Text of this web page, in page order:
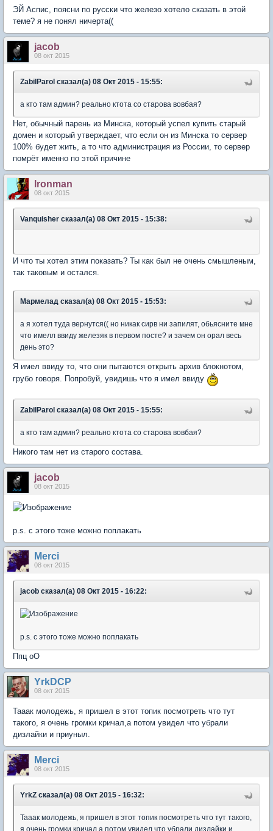
ЭЙ Аспис, поясни по русски что железо хотело сказать в этой
теме? я не понял ничерта((
jacob
08 окт 2015
ZabilParol сказал(а) 08 Окт 2015 - 15:55:
а кто там админ? реально ктота со старова вовбая?
Нет, обычный парень из Минска, который успел купить старый
домен и который утверждает, что если он из Минска то сервер
100% будет жить, а то что администрация из России, то сервер
помрёт именно по этой причине
lronman
08 окт 2015
Vanquisher сказал(а) 08 Окт 2015 - 15:38:
И что ты хотел этим показать? Ты как был не очень смышленым,
так таковым и остался.
Мармелад сказал(а) 08 Окт 2015 - 15:53:
а я хотел туда вернутся(( но никак сирв ни запилят, обьясните мне
что имелл ввиду железяк в первом посте? и зачем он орал весь
день это?
Я имел ввиду то, что они пытаются открыть архив блокнотом,
грубо говоря. Попробуй, увидишь что я имел ввиду
ZabilParol сказал(а) 08 Окт 2015 - 15:55:
а кто там админ? реально ктота со старова вовбая?
Никого там нет из старого состава.
jacob
08 окт 2015
p.s. с этого тоже можно поплакать
Мerci
08 окт 2015
jacob сказал(а) 08 Окт 2015 - 16:22:
p.s. с этого тоже можно поплакать
Ппц оО
YrkDCP
08 окт 2015
Тааак молодежь, я пришел в этот топик посмотреть что тут
такого, я очень громки кричал,а потом увидел что убрали
дизлайки и приуныл.
Мerci
08 окт 2015
YrkZ сказал(а) 08 Окт 2015 - 16:32:
Тааак молодежь, я пришел в этот топик посмотреть что тут такого,